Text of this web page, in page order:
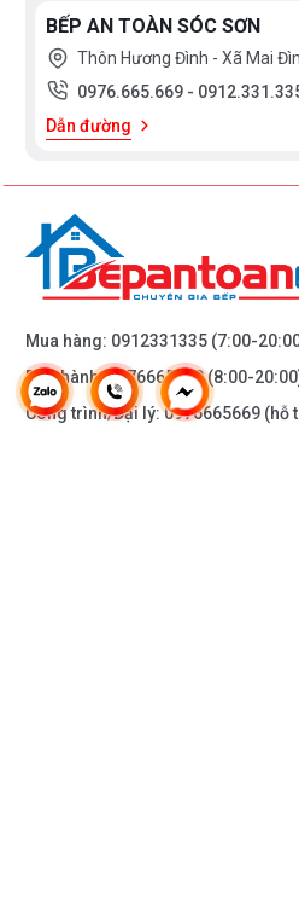
BẾP AN TOÀN SÓC SƠN
Thôn Hương Đình - Xã Mai
0976.665.669 -
Dẫn đường
Mua hàng: 0912331335 (7:00-
Bảo hành:0976665669(8:00-
Công trình/Đại lý:0976665669 (hỗ